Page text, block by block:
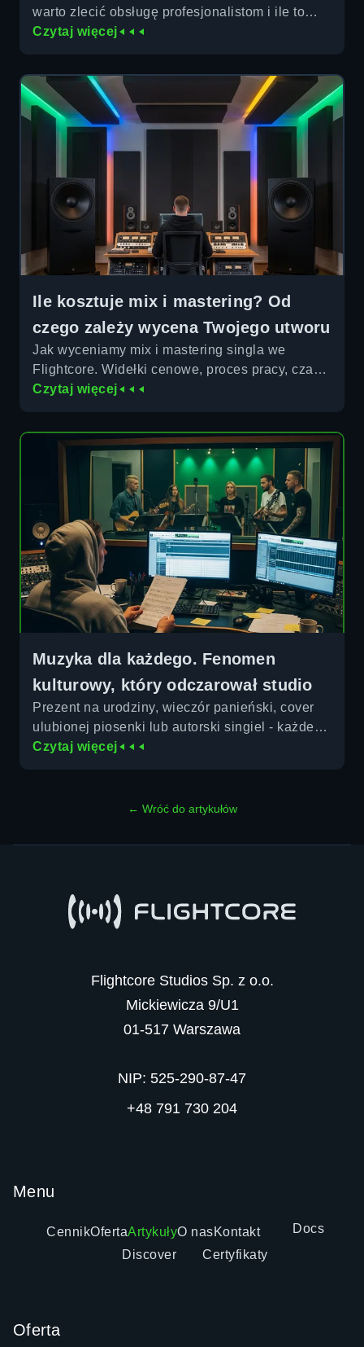
warto zlecić obsługę profesjonalistom i ile to
kosztuje. Flightcore Studios obsługuje występy
Czytaj więcej
Ile kosztuje mix i mastering? Od
czego zależy wycena Twojego utworu
Jak wyceniamy mix i mastering singla we
Flightcore. Widełki cenowe, proces pracy, czas
realizacji i co wchodzi w cenę.
Czytaj więcej
Muzyka dla każdego. Fenomen
kulturowy, który odczarował studio
Prezent na urodziny, wieczór panieński, cover
ulubionej piosenki lub autorski singiel - każdego
do studia przyciąga inna motywacja. Jak
nagranie w Warszawie?
Czytaj więcej
← Wróć do artykułów
Flightcore Studios Sp. z o.o.
Mickiewicza 9/U1
01-517 Warszawa
NIP: 525-290-87-47
+48 791 730 204
Menu
CennikOfertaArtykułyO nasKontakt
Docs
Discover
Certyfikaty
Oferta